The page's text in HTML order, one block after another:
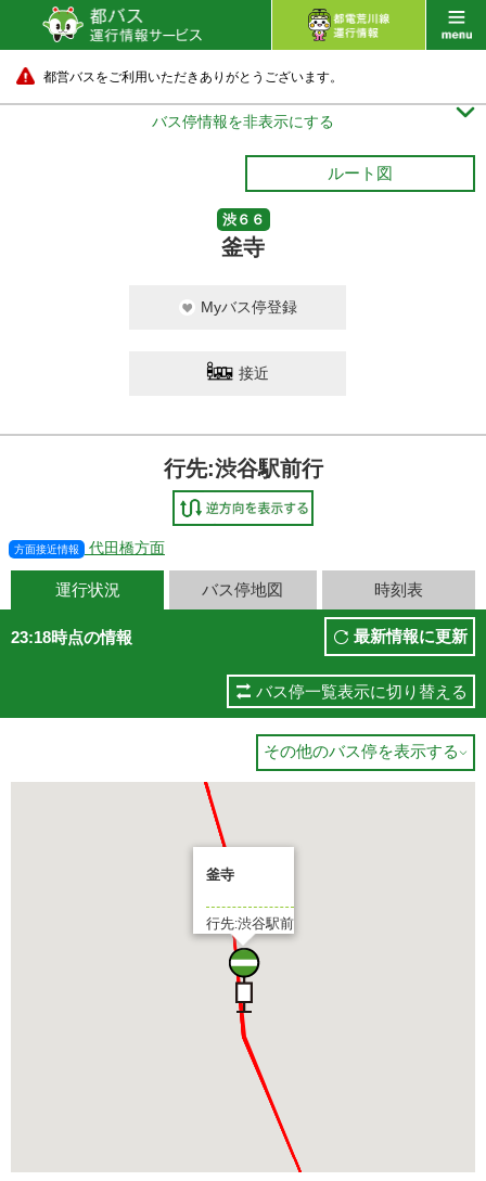
都営バスをご利用いただきありがとうございます。
バス停情報を非表示にする 
ルート図
渋６６
釜寺
Myバス停登録
接近
行先:渋谷駅前行
方面接近情報 代田橋方面
運行状況 バス停地図 時刻表
23:18時点の情報 最新情報に更新
バス停一覧表示に切り替える
その他のバス停を表示する 
釜寺
行先:渋谷駅前